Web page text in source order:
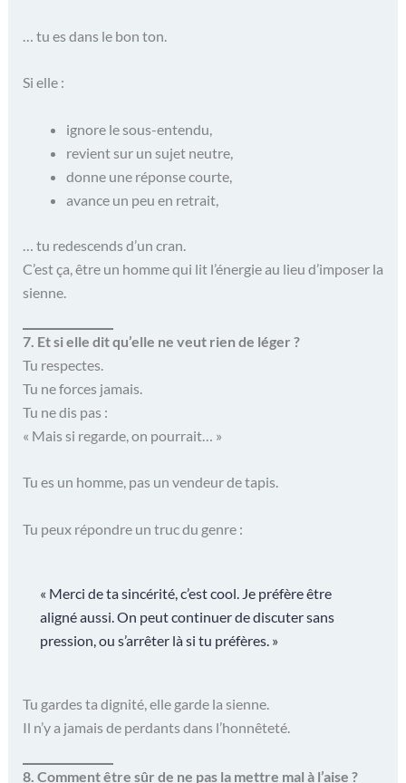
… tu es dans le bon ton.
Si elle :
ignore le sous-entendu,
revient sur un sujet neutre,
donne une réponse courte,
avance un peu en retrait,
… tu redescends d’un cran.
C’est ça, être un homme qui lit l’énergie au lieu d’imposer la
sienne.
7. Et si elle dit qu’elle ne veut rien de léger ?
Tu respectes.
Tu ne forces jamais.
Tu ne dis pas :
« Mais si regarde, on pourrait… »
Tu es un homme, pas un vendeur de tapis.
Tu peux répondre un truc du genre :
« Merci de ta sincérité, c’est cool. Je préfère être
aligné aussi. On peut continuer de discuter sans
pression, ou s’arrêter là si tu préfères. »
Tu gardes ta dignité, elle garde la sienne.
Il n’y a jamais de perdants dans l’honnêteté.
8. Comment être sûr de ne pas la mettre mal à l’aise ?